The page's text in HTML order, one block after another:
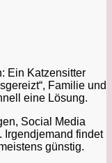
Ein Katzensitter
Familie und
eine Lösung.
Social Media
Irgendjemand findet
günstig.